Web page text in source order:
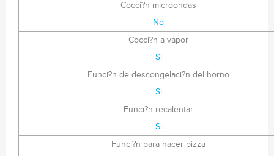
Cocci?n microondas
No
Cocci?n a vapor
Si
Funci?n de descongelaci?n del horno
Si
Funci?n recalentar
Si
Funci?n para hacer pizza